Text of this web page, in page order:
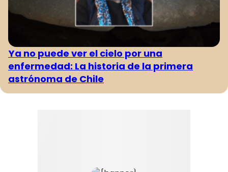
Ya no puede ver el cielo por una
enfermedad: La historia de la primera
astrónoma de Chile